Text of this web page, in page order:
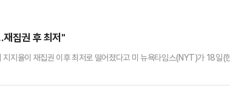
집권 후 최저"
지지율이 재집권 이후 최저로 떨어졌다고 미 뉴욕타임스(NYT)가 18일
으며 오차범위는 ±2.8%포인트다.특히 ‘이란 전쟁에 동의하는가’라는